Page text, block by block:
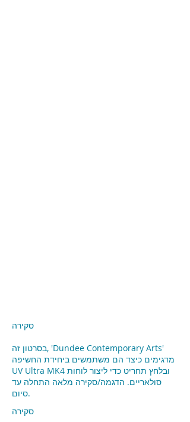
סקירה
בסרטון זה, 'Dundee Contemporary Arts'
מדגימים כיצד הם משתמשים ביחידת החשיפה
UV Ultra MK4 ובלחץ תחריט כדי ליצור לוחות
סולאריים. הדגמה/סקירה מלאה התחלה עד
סיום.
סקירה